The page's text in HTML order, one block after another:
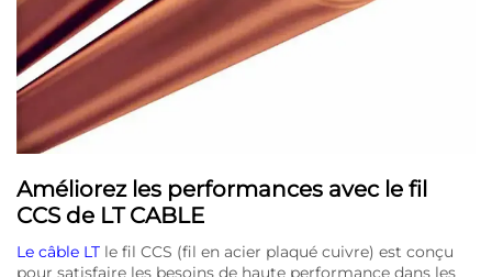
Améliorez les performances avec le fil
CCS de LT CABLE
Le câble LT le fil CCS (fil en acier plaqué cuivre) est conçu
pour satisfaire les besoins de haute performance dans les